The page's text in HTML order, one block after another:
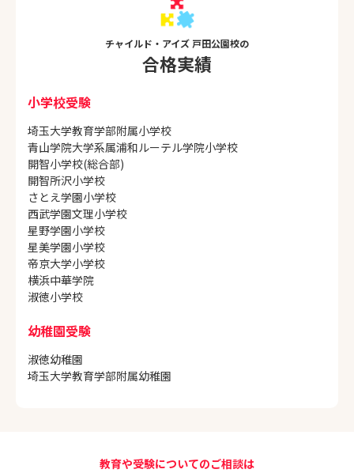
チャイルド・アイズ 戸田公園校の
合格実績
小学校受験
埼玉大学教育学部附属小学校
青山学院大学系属浦和ルーテル学院小学校
開智小学校(総合部)
開智所沢小学校
さとえ学園小学校
西武学園文理小学校
星野学園小学校
星美学園小学校
帝京大学小学校
横浜中華学院
淑徳小学校
幼稚園受験
淑徳幼稚園
埼玉大学教育学部附属幼稚園
教育や受験についてのご相談は